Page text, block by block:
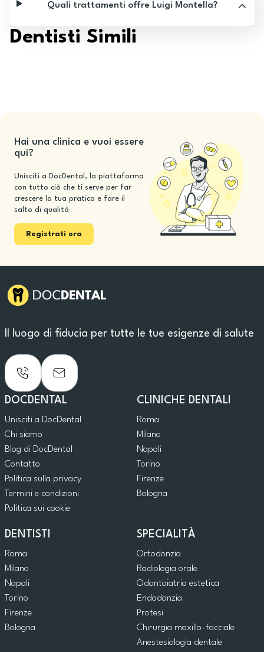
Quali trattamenti offre Luigi Montella?
Dentisti Simili
Hai una clinica e vuoi essere
qui?
Unisciti a DocDental, la piattaforma
con tutto ciò che ti serve per far
crescere la tua pratica e fare il
salto di qualità
Registrati ora
Il luogo di fiducia per tutte le tue esigenze di salute
DOCDENTAL
Unisciti a DocDental
Chi siamo
Blog di DocDental
Contatto
Politica sulla privacy
Termini e condizioni
Politica sui cookie
CLINICHE DENTALI
Roma
Milano
Napoli
Torino
Firenze
Bologna
DENTISTI
Roma
Milano
Napoli
Torino
Firenze
Bologna
SPECIALITÀ
Ortodonzia
Radiologia orale
Odontoiatria estetica
Endodonzia
Protesi
Chirurgia maxillo-facciale
Anestesiologia dentale